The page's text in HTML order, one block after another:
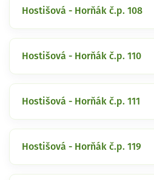
Hostišová - Horňák č.p. 108
Hostišová - Horňák č.p. 110
Hostišová - Horňák č.p. 111
Hostišová - Horňák č.p. 119